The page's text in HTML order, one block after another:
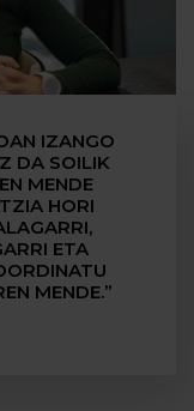
IZANGO
DA SOILIK
MENDE
HORI
ETA
MENDE.”